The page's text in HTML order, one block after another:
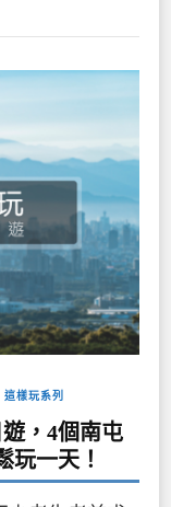
這樣玩系列
，4個南屯
玩一天！